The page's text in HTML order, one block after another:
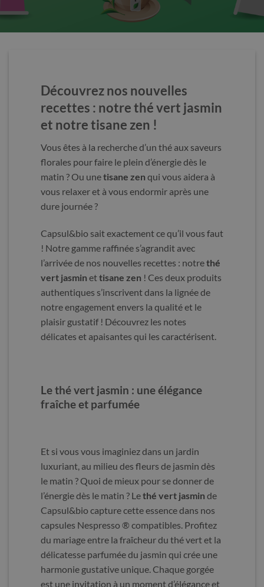
Découvrez nos nouvelles
recettes : notre thé vert jasmin
et notre tisane zen !
Vous êtes à la recherche d’un thé aux saveurs
florales pour faire le plein d’énergie dès le
matin ? Ou unetisane zen qui vous aidera à
vous relaxer et à vous endormir après une
dure journée ?
Capsul&bio sait exactement ce qu’il vous faut
! Notre gamme raffinée s’agrandit avec
l’arrivée de nos nouvelles recettes : notrethé
vert jasmin ettisane zen ! Ces deux produits
authentiques s’inscrivent dans la lignée de
notre engagement envers la qualité et le
plaisir gustatif ! Découvrez les notes
délicates et apaisantes qui les caractérisent.
Le thé vert jasmin : une élégance
fraîche et parfumée
Et si vous vous imaginiez dans un jardin
luxuriant, au milieu des fleurs de jasmin dès
le matin ? Quoi de mieux pour se donner de
l’énergie dès le matin ? Lethé vert jasmin de
Capsul&bio capture cette essence dans nos
capsules Nespresso ® compatibles. Profitez
du mariage entre la fraîcheur du thé vert et la
délicatesse parfumée du jasmin qui crée une
harmonie gustative unique. Chaque gorgée
est une invitation à un moment d’élégance et